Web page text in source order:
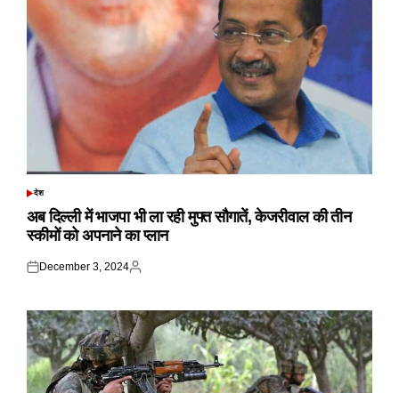
POSTED
देश
अब दिल्ली में भाजपा भी ला रही मुफ्त सौगातें, केजरीवाल की तीन
स्कीमों को अपनाने का प्लान
Posted
December 3, 2024
Posted